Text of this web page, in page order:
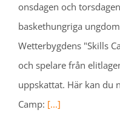
onsdagen och
baskethungriga
Wetterbygdens "Skills
och spelare från
uppskattat. Här kan du
Camp: [...]